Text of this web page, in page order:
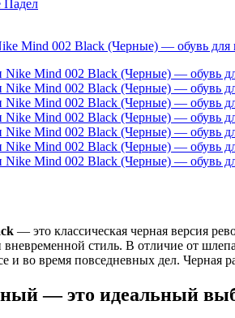
Падел
Mind 002 Black (Черные) — обувь для
— это классическая черная версия
вневременной стиль. В отличие от
и во время повседневных дел.
— это идеальный